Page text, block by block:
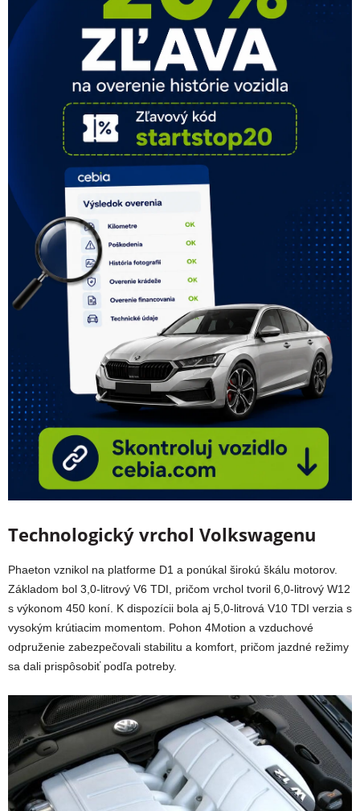
Technologický vrchol Volkswagenu
Phaeton vznikol na platforme D1 a ponúkal širokú škálu motorov.
Základom bol 3,0-litrový V6 TDI, pričom vrchol tvoril 6,0-litrový W12
s výkonom 450 koní. K dispozícii bola aj 5,0-litrová V10 TDI verzia s
vysokým krútiacim momentom. Pohon 4Motion a vzduchové
odpruženie zabezpečovali stabilitu a komfort, pričom jazdné režimy
sa dali prispôsobiť podľa potreby.